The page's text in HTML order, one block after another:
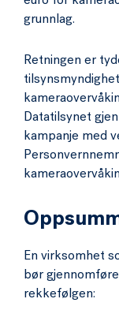
grunnlag.
Retningen er
Datatilsynet
kampanje med
En virksomhet
bør
rekkefølgen: